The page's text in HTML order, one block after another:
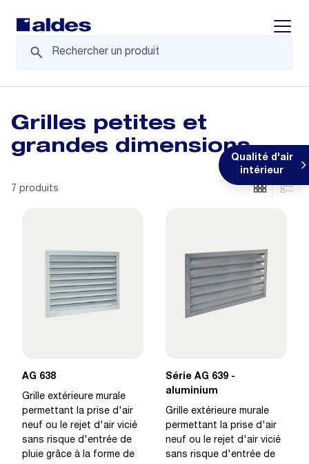
Qualité d'air
intérieur
Grilles petites et
grandes dimensions
7 produits
AG 638
Grille extérieure murale
permettant la prise d'air
neuf ou le rejet d'air vicié
sans risque d'entrée de
pluie grâce à la forme de
Série AG 639 -
aluminium
Grille extérieure murale
permettant la prise d'air
neuf ou le rejet d'air vicié
sans risque d'entrée de